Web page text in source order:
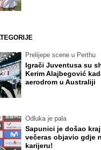
Prelijepe scene u Perthu
Igrači Juventusa su
Kerim Alajbegović
aerodrom u Australiji
Odluka je pala
Sapunici je došao
večeras objavio gdje
karijeru!